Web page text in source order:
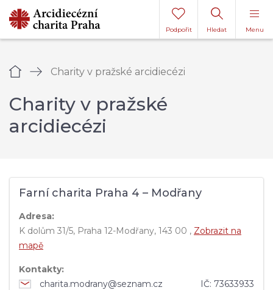
Menu
Hledat
Podpořit
Úvod Charity v pražské arcidiecézi
Charity v pražské
arcidiecézi
Farní charita Praha 4 – Modřany
Adresa:
K dolům 31/5, Praha 12-Modřany, 143 00 , Zobrazit na
mapě
Kontakty:
charita.modrany@seznam.cz
IČ: 73633933